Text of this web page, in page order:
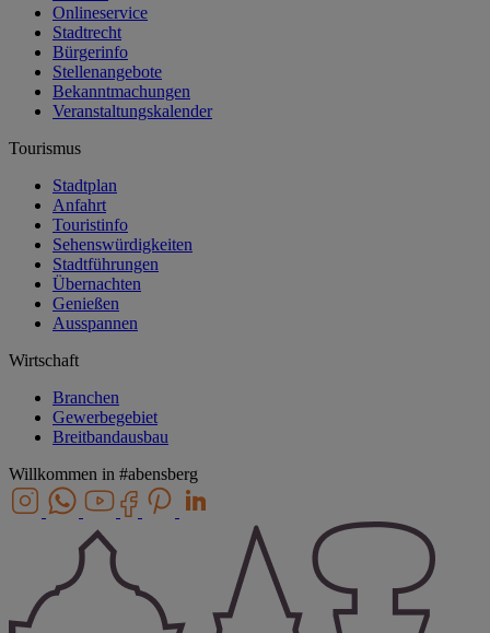
Onlineservice
Stadtrecht
Bürgerinfo
Stellenangebote
Bekanntmachungen
Veranstaltungskalender
Tourismus
Stadtplan
Anfahrt
Touristinfo
Sehenswürdigkeiten
Stadtführungen
Übernachten
Genießen
Ausspannen
Wirtschaft
Branchen
Gewerbegebiet
Breitbandausbau
Willkommen in #abensberg